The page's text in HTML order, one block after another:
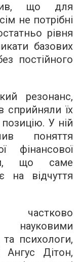
що для
не потрібні
рівня
базових
постійного
резонанс,
сприйняли їх
У ній
поняття
фінансової
що саме
на відчуття
психологи,
Дітон,